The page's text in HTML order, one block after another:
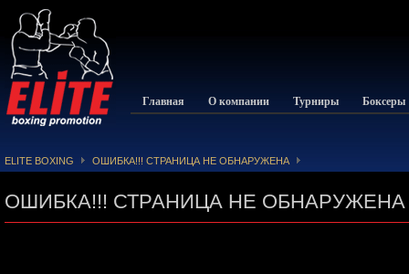
Главная О компании Турниры Боксеры
ELITE BOXING ОШИБКА!!! СТРАНИЦА НЕ ОБНАРУЖЕНА
ОШИБКА!!! СТРАНИЦА НЕ ОБНАРУЖЕНА